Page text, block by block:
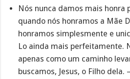
Nós nunca damos mais honra
quando nós honramos a Mãe
honramos simplesmente e
Lo ainda mais perfeitamente.
apenas como um caminho
buscamos, Jesus, o Filho dela.